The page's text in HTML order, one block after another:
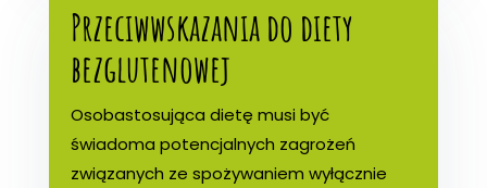
Przeciwwskazania do diety
bezglutenowej
Osobastosująca dietę musi być
świadoma potencjalnych zagrożeń
związanych ze spożywaniem wyłącznie